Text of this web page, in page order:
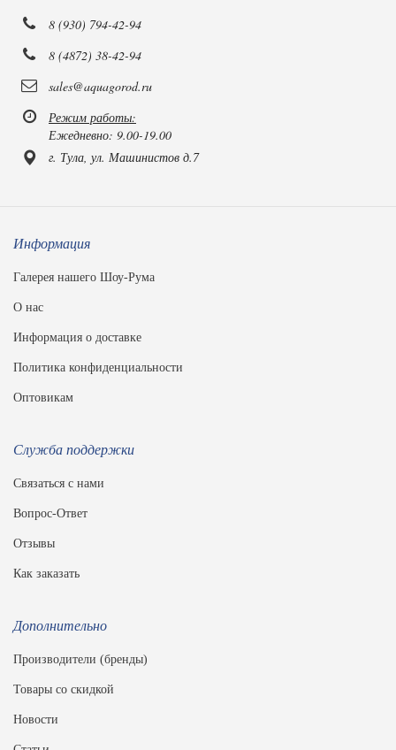
8 (930) 794-42-94
8 (4872) 38-42-94
sales@aquagorod.ru
Режим работы:
Ежедневно: 9.00-19.00
г. Тула, ул. Машинистов д.7
Информация
Галерея нашего Шоу-Рума
О нас
Информация о доставке
Политика конфиденциальности
Оптовикам
Служба поддержки
Связаться с нами
Вопрос-Ответ
Отзывы
Как заказать
Дополнительно
Производители (бренды)
Товары со скидкой
Новости